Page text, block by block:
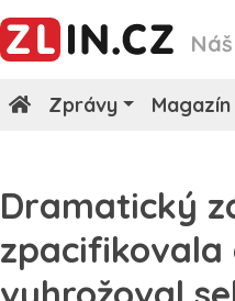
Zprávy Magazín
Dramatický
zpacifikovala